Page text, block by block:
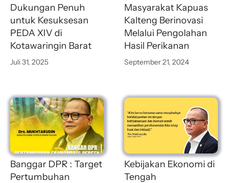
Dukungan Penuh
untuk Kesuksesan
PEDA XIV di
Kotawaringin Barat
Juli 31, 2025
Masyarakat Kapuas
Kalteng Berinovasi
Melalui Pengolahan
Hasil Perikanan
September 21, 2024
Banggar DPR : Target
Pertumbuhan
Kebijakan Ekonomi di
Tengah